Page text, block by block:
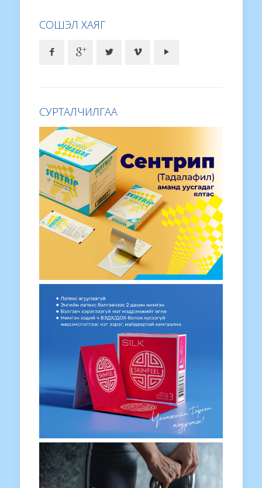
СОШЭЛ ХАЯГ
СУРТАЛЧИЛГАА